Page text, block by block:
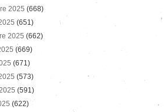
2025 (668)
(651)
2025 (662)
(669)
(671)
(573)
(591)
(622)